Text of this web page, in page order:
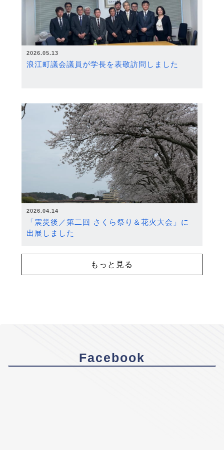
2026.05.13
浪江町議会議員が学長を表敬訪問しました
2026.04.14
「震災後／第二回 さくら祭り＆花火大会」に
出展しました
もっと見る
Facebook